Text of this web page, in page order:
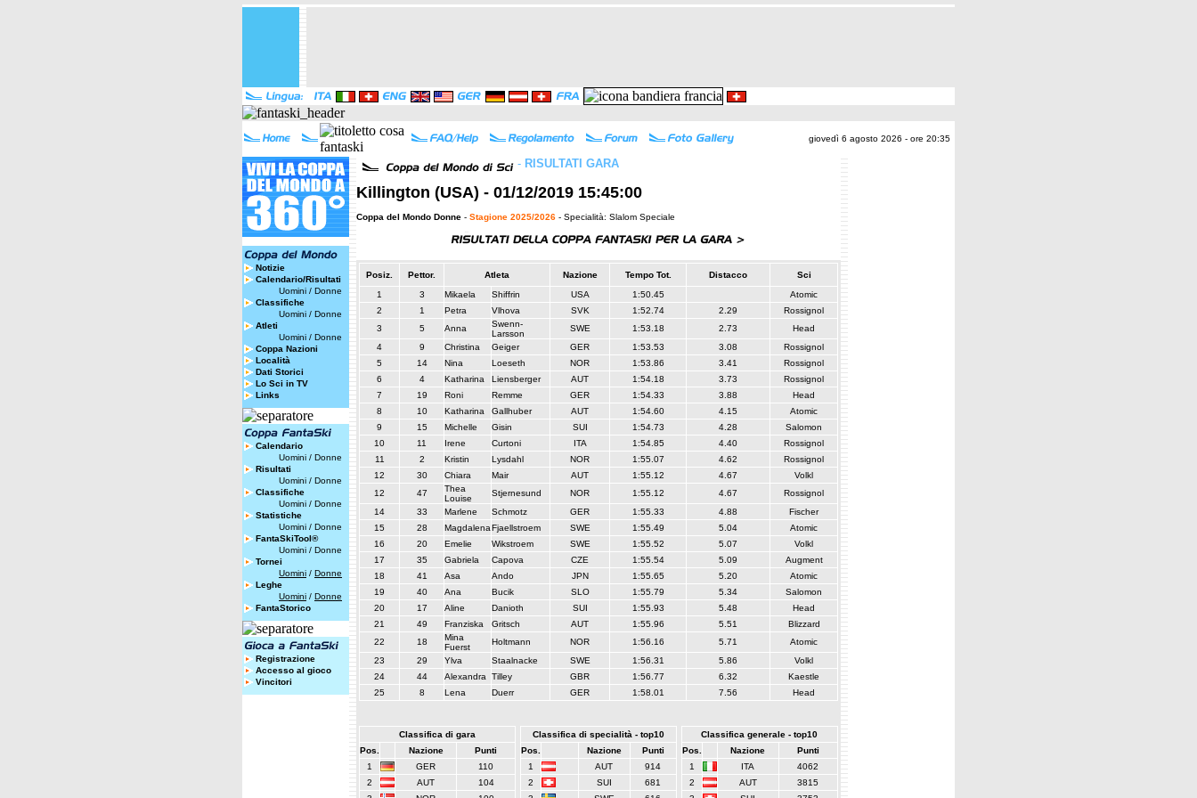
giovedì 6 agosto 2026 - ore 20:35
Notizie
Calendario/Risultati
Uomini / Donne
Classifiche
Uomini / Donne
Atleti
Uomini / Donne
Coppa Nazioni
Località
Dati Storici
Lo Sci in TV
Links
Calendario
Uomini / Donne
Risultati
Uomini / Donne
Classifiche
Uomini / Donne
Statistiche
Uomini / Donne
FantaSkiTool®
Uomini / Donne
Tornei
Uomini / Donne
Leghe
Uomini / Donne
FantaStorico
Registrazione
Accesso al gioco
Vincitori
- RISULTATI GARA
Killington (USA) - 01/12/2019 15:45:00
Coppa del Mondo Donne - Stagione 2025/2026 - Specialità: Slalom Speciale
Posiz. Pettor. Atleta Nazione Tempo Tot. Distacco
Sci
1
3 Mikaela Shiffrin USA 1:50.45
Atomic
2
1 Petra Vlhova SVK 1:52.74 2.29
Rossignol
3
5 Anna
Swenn-
Larsson
SWE 1:53.18 2.73
Head
4
9 Christina Geiger GER 1:53.53 3.08
Rossignol
5
14 Nina Loeseth NOR 1:53.86 3.41
Rossignol
6
4 Katharina Liensberger AUT 1:54.18 3.73
Rossignol
7
19 Roni Remme GER 1:54.33 3.88
Head
8
10 Katharina Gallhuber AUT 1:54.60 4.15
Atomic
9
15 Michelle Gisin SUI 1:54.73 4.28
Salomon
10
11 Irene Curtoni ITA 1:54.85 4.40
Rossignol
11
2 Kristin Lysdahl NOR 1:55.07 4.62
Rossignol
12
30 Chiara Mair AUT 1:55.12 4.67
Volkl
12
47
Thea
Louise
Stjernesund NOR 1:55.12 4.67
Rossignol
14
33 Marlene Schmotz GER 1:55.33 4.88
Fischer
15
28 MagdalenaFjaellstroem SWE 1:55.49 5.04
Atomic
16
20 Emelie Wikstroem SWE 1:55.52 5.07
Volkl
17
35 Gabriela Capova CZE 1:55.54 5.09
Augment
18
41 Asa Ando JPN 1:55.65 5.20
Atomic
19
40 Ana Bucik SLO 1:55.79 5.34
Salomon
20
17 Aline Danioth SUI 1:55.93 5.48
Head
21
49 Franziska Gritsch AUT 1:55.96 5.51
Blizzard
22
18
Mina
Fuerst
Holtmann NOR 1:56.16 5.71
Atomic
23
29 Ylva Staalnacke SWE 1:56.31 5.86
Volkl
24
44 Alexandra Tilley GBR 1:56.77 6.32
Kaestle
25
8 Lena Duerr GER 1:58.01 7.56 Head
Classifica di gara
Pos.
Nazione
Punti
1
GER
110
2
AUT
104
Classifica di specialità - top10
Pos.
Nazione
Punti
1
AUT
914
2
SUI
681
Classifica generale - top10
Pos.
Nazione
Punti
1
ITA
4062
2
AUT
3815